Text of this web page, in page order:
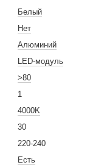
Белый
Нет
Алюминий
LED-модуль
>80
1
4000K
30
220-240
Есть